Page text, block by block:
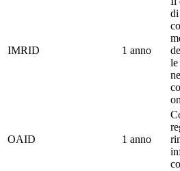
IMRID 1 anno
di
le
OAID 1 anno